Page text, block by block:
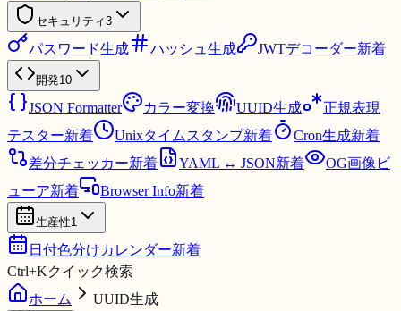
セキュリティ3
パスワード生成 ハッシュ生成 JWTデコーダー新着
開発10
JSON Formatter カラー変換 UUID生成
正規表現
テスター新着 Unixタイムスタンプ新着 Cron生成新着
差分チェッカー新着 YAML ↔ JSON新着
OG画像ビ
ューア新着 Browser Info新着
生産性1
日付色分けカレンダー新着
Ctrl+Kクイック検索
ホーム
UUID生成